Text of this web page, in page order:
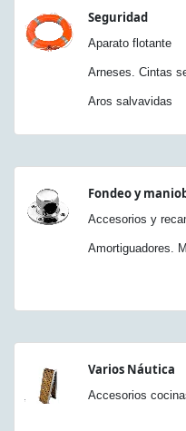
Seguridad
Aparato flotante
Arneses. Cintas
Aros salvavidas
Fondeo y
Accesorios y
Amortiguadores.
Varios Náutica
Accesorios